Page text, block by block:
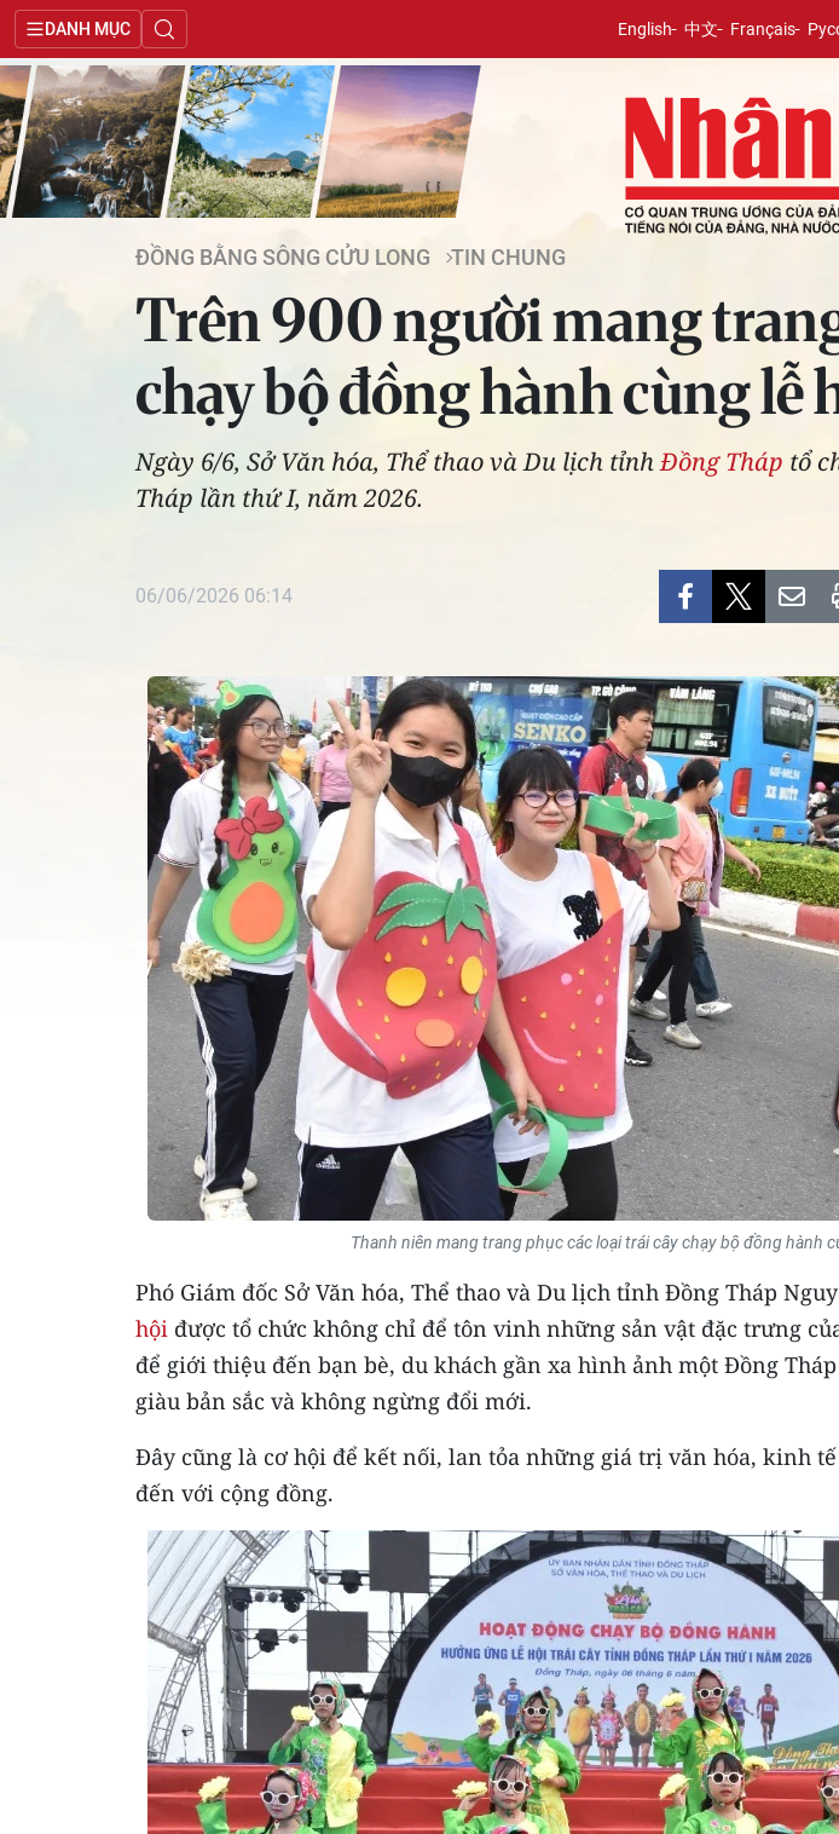
DANH MỤC English 中文 Français
ĐỒNG BẰNG SÔNG CỬU LONG TIN CHUNG
Trên 900 người mang
chạy bộ đồng hành cùng lễ
Ngày 6/6, Sở Văn hóa, Thể thao và Du lịch tỉnhĐồng Tháp tổ
Tháp lần thứ I, năm 2026.
06/06/2026 06:14
Thanh niên mang trang phục các loại trái cây chạy bộ đồng hành
Phó Giám đốc Sở Văn hóa, Thể thao và Du lịch tỉnh Đồng Tháp
hội được tổ chức không chỉ để tôn vinh những sản vật đặc trưng
để giới thiệu đến bạn bè, du khách gần xa hình ảnh một Đồng
giàu bản sắc và không ngừng đổi mới.
Đây cũng là cơ hội để kết nối, lan tỏa những giá trị văn hóa, kinh
đến với cộng đồng.